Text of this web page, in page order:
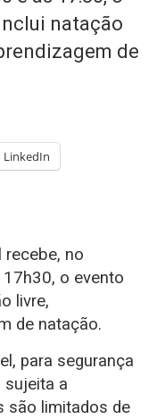
natação
de
LinkedIn
recebe, no
o evento
livre,
de natação.
para segurança
sujeita a
são limitados de